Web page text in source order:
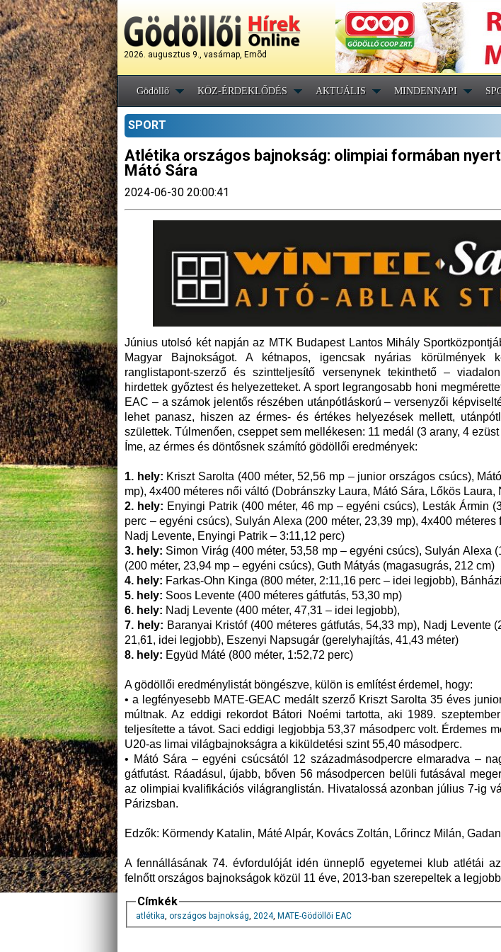
2026. augusztus 9., vasárnap, Emõd
Gödöllő KÖZ-ÉRDEKLŐDÉS AKTUÁLIS MINDENNAPI
SPORT
Atlétika országos bajnokság: olimpiai formában
Mátó Sára
2024-06-30 20:00:41
Június utolsó két napján az MTK Budapest Lantos Mihály
Magyar Bajnokságot. A kétnapos, igencsak nyárias körülmények
ranglistapont-szerző és szintteljesítő versenynek tekinthető –
hirdettek győztest és helyezetteket. A sport legrangosabb honi
EAC – a számok jelentős részében utánpótláskorú – versenyzői
lehet panasz, hiszen az érmes- és értékes helyezések mellett,
születtek. Túlmenően, cseppet sem mellékesen: 11 medál (3 arany, 4 ezüst
Íme, az érmes és döntősnek számító gödöllői eredmények:
1. hely: Kriszt Sarolta (400 méter, 52,56 mp – junior országos csúcs),
mp), 4x400 méteres női váltó (Dobránszky Laura, Mátó Sára, Lőkös
2. hely: Enyingi Patrik (400 méter, 46 mp – egyéni csúcs), Lesták Ármin
perc – egyéni csúcs), Sulyán Alexa (200 méter, 23,39 mp), 4x400 méteres
Nadj Levente, Enyingi Patrik – 3:11,12 perc)
3. hely: Simon Virág (400 méter, 53,58 mp – egyéni csúcs), Sulyán Alexa
(200 méter, 23,94 mp – egyéni csúcs), Guth Mátyás (magasugrás, 212 cm)
4. hely: Farkas-Ohn Kinga (800 méter, 2:11,16 perc – idei legjobb),
5. hely: Soos Levente (400 méteres gátfutás, 53,30 mp)
6. hely: Nadj Levente (400 méter, 47,31 – idei legjobb),
7. hely: Baranyai Kristóf (400 méteres gátfutás, 54,33 mp), Nadj Levente
21,61, idei legjobb), Eszenyi Napsugár (gerelyhajítás, 41,43 méter)
8. hely: Együd Máté (800 méter, 1:52,72 perc)
A gödöllői eredménylistát böngészve, külön is említést érdemel, hogy:
• a legfényesebb MATE-GEAC medált szerző Kriszt Sarolta 35 éves
múltnak. Az eddigi rekordot Bátori Noémi tartotta, aki 1989.
teljesítette a távot. Saci eddigi legjobbja 53,37 másodperc volt. Érdemes
U20-as limai világbajnokságra a kiküldetési szint 55,40 másodperc.
• Mátó Sára – egyéni csúcsától 12 századmásodpercre elmaradva –
gátfutást. Ráadásul, újabb, bőven 56 másodpercen belüli futásával
az olimpiai kvalifikációs világranglistán. Hivatalossá azonban július 7-ig
Párizsban.
Edzők: Körmendy Katalin, Máté Alpár, Kovács Zoltán, Lőrincz Milán,
A fennállásának 74. évfordulóját idén ünneplő egyetemei klub atlétái
felnőtt országos bajnokságok közül 11 éve, 2013-ban szerepeltek a
Címkék
atlétika, országos bajnokság, 2024, MATE-Gödöllői EAC